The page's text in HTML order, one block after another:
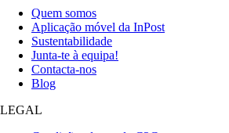
Quem somos
Aplicação móvel da InPost
Sustentabilidade
Junta-te à equipa!
Contacta-nos
Blog
LEGAL